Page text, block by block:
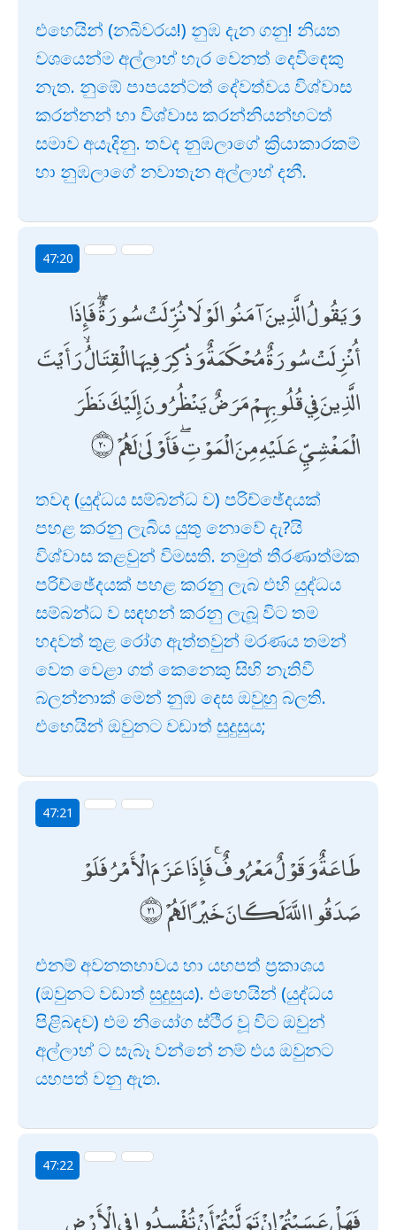
එහෙයින් (නබිවරය!) නුඹ දැන ගනු! නියත
වශයෙන්ම අල්ලාහ් හැර වෙනත් දෙවිඳෙකු
නැත. නුඹේ පාපයන්ටත් දේවත්වය විශ්වාස
කරන්නන් හා විශ්වාස කරන්නියන්හටත්
සමාව අයැදිනු. තවද නුඹලාගේ ක්‍රියාකාරකම්
හා නුඹලාගේ නවාතැන අල්ලාහ් දනී.
47:20
وَيَقُولُ الَّذِينَ آمَنُوا لَوْلَا نُزِّلَتْ سُورَةٌ ۖ فَإِذَا
أُنْزِلَتْ سُورَةٌ مُحْكَمَةٌ وَذُكِرَ فِيهَا الْقِتَالُ ۙ رَأَيْتَ
الَّذِينَ فِي قُلُوبِهِمْ مَرَضٌ يَنْظُرُونَ إِلَيْكَ نَظَرَ
الْمَغْشِيِّ عَلَيْهِ مِنَ الْمَوْتِ ۖ فَأَوْلَىٰ لَهُمْ
තවද (යුද්ධය සම්බන්ධ ව) පරිච්ඡේදයක්
පහළ කරනු ලැබිය යුතු නොවේ දැ?යි
විශ්වාස කළවුන් විමසති. නමුත් තීරණාත්මක
පරිච්ඡේදයක් පහළ කරනු ලැබ එහි යුද්ධය
සම්බන්ධ ව සඳහන් කරනු ලැබූ විට තම
හදවත් තුළ රෝග ඇත්තවුන් මරණය තමන්
වෙත වෙළා ගත් කෙනෙකු සිහි නැතිවී
බලන්නාක් මෙන් නුඹ දෙස ඔවුහු බලති.
එහෙයින් ඔවුනට වඩාත් සුදුසුය;
47:21
طَاعَةٌ وَقَوْلٌ مَعْرُوفٌ ۚ فَإِذَا عَزَمَ الْأَمْرُ فَلَوْ
صَدَقُوا اللَّهَ لَكَانَ خَيْرًا لَهُمْ
එනම් අවනතභාවය හා යහපත් ප්‍රකාශය
(ඔවුනට වඩාත් සුදුසුය). එහෙයින් (යුද්ධය
පිළිබඳව) එම නියෝග ස්ථීර වූ විට ඔවුන්
අල්ලාහ් ට සැබෑ වන්නේ නම් එය ඔවුනට
යහපත් වනු ඇත.
47:22
فَهَلْ عَسَيْتُمْ إِنْ تَوَلَّيْتُمْ أَنْ تُفْسِدُوا فِي الْأَرْضِ